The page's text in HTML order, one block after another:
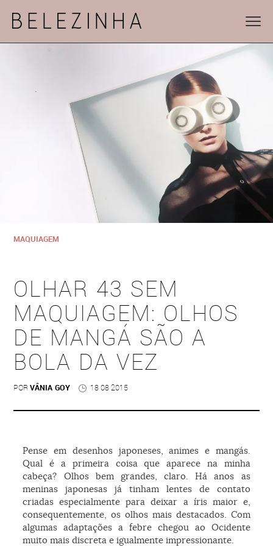
MAQUIAGEM
OLHAR 43 SEM
MAQUIAGEM: OLHOS
DE MANGÁ SÃO A
BOLA DA VEZ
PORVÂNIA GOY 18 08 2015
Pense em desenhos japoneses, animes e mangás.
Qual é a primeira coisa que aparece na minha
cabeça? Olhos bem grandes, claro. Há anos as
meninas japonesas já tinham lentes de contato
criadas especialmente para deixar a íris maior e,
consequentemente, os olhos mais destacados. Com
algumas adaptações a febre chegou ao Ocidente
muito mais discreta e igualmente impressionante.